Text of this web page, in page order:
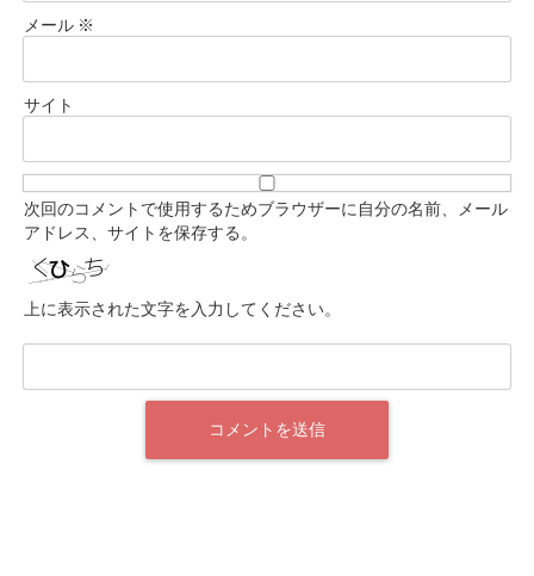
メール ※
サイト
次回のコメントで使用するためブラウザーに自分の名前、メール
アドレス、サイトを保存する。
上に表示された文字を入力してください。